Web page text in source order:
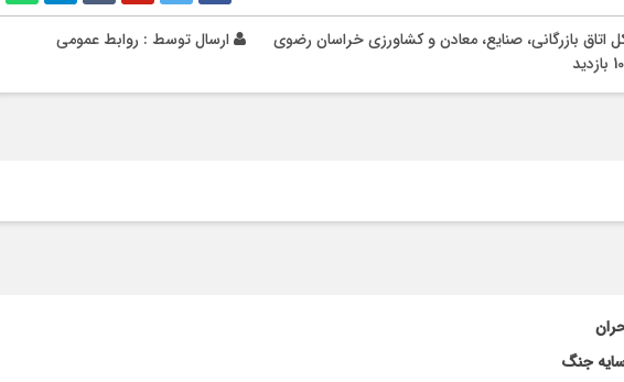
اتاق بازرگانی، صنایع، معادن و کشاورزی خراسان رضوی ارسال توسط : روابط عمومی
جنگ